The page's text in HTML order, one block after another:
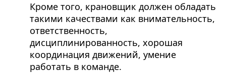
Кроме того, крановщик должен обладать
такими качествами как внимательность,
ответственность,
дисциплинированность, хорошая
координация движений, умение
работать в команде.